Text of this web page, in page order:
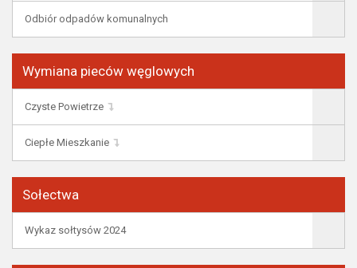
Odbiór odpadów komunalnych
Wymiana pieców węglowych
Czyste Powietrze
Ciepłe Mieszkanie
Sołectwa
Wykaz sołtysów 2024